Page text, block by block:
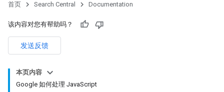
首页 Search Central Documentation
该内容对您有帮助吗？
发送反馈
本页内容
Google 如何处理 JavaScript